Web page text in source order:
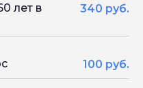
лет в
340 руб.
100 руб.